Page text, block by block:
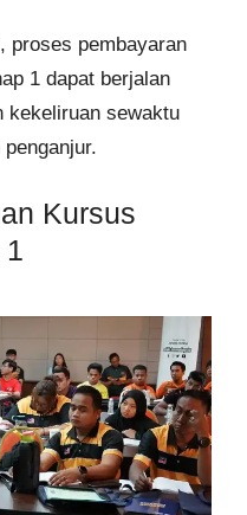
proses pembayaran
1 dapat berjalan
kekeliruan sewaktu
Kursus
1